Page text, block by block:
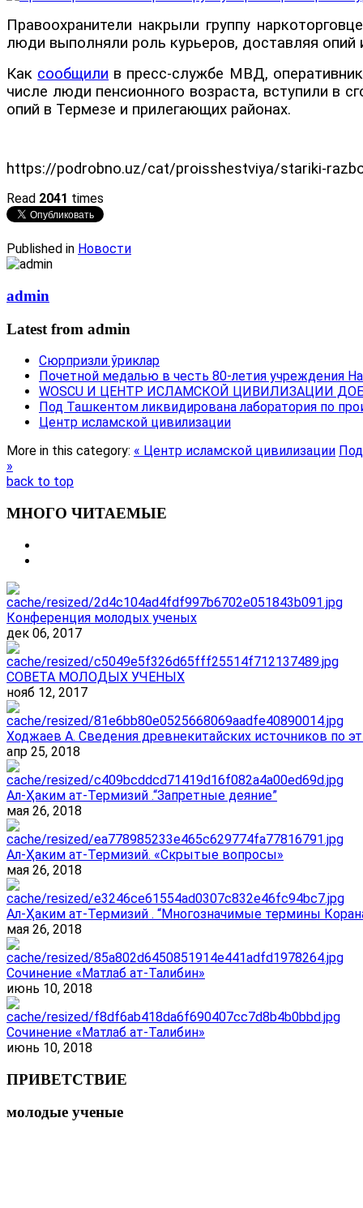
Правоохранители накрыли группу
люди выполняли роль курьеров, доставляя опий
Как сообщили в пресс-службе МВД,
числе люди пенсионного возраста, вступили в
опий в Термезе и прилегающих районах.
https://podrobno.uz/cat/proisshestviya/stariki-
Read 2041 times
Published in Новости
admin
Latest from admin
Сюрпризли ўриклар
Почетной медалью в честь 80-летия учреждения
WOSCU И ЦЕНТР ИСЛАМСКОЙ ЦИВИЛИЗАЦИИ
Под Ташкентом ликвидирована лаборатория по
Центр исламской цивилизации
More in this category: « Центр исламской цивилизации
»
back to top
МНОГО ЧИТАЕМЫЕ
Конференция молодых ученых
дек 06, 2017
СОВЕТА МОЛОДЫХ УЧЕНЫХ
нояб 12, 2017
Ходжаев А. Сведения древнекитайских источников по
апр 25, 2018
Ал-Ҳаким ат-Термизий .“Запретные деяние”
мая 26, 2018
Ал-Ҳаким ат-Термизий. «Скрытые вопросы»
мая 26, 2018
Ал-Ҳаким ат-Термизий . “Многозначимые термины
мая 26, 2018
Сочинение «Матлаб ат-Талибин»
июнь 10, 2018
Сочинение «Матлаб ат-Талибин»
июнь 10, 2018
ПРИВЕТСТВИЕ
молодые ученые